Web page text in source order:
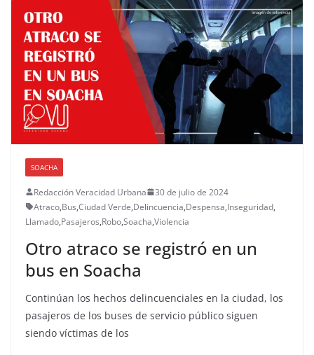
SOACHA
Redacción Veracidad Urbana
30 de julio de 2024
Atraco,Bus,Ciudad Verde,Delincuencia,Despensa,Inseguridad,
Llamado,Pasajeros,Robo,Soacha,Violencia
Otro atraco se registró en un
bus en Soacha
Continúan los hechos delincuenciales en la ciudad, los
pasajeros de los buses de servicio público siguen
siendo víctimas de los